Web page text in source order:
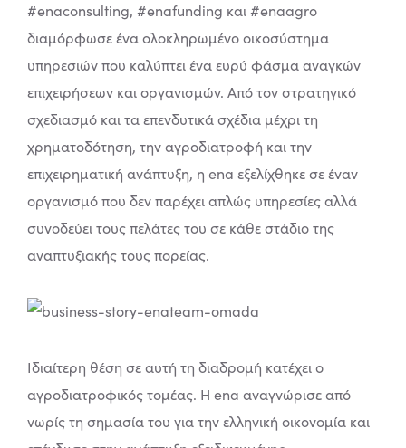
#enaconsulting, #enafunding και #enaagro
διαμόρφωσε ένα ολοκληρωμένο οικοσύστημα
υπηρεσιών που καλύπτει ένα ευρύ φάσμα αναγκών
επιχειρήσεων και οργανισμών. Από τον στρατηγικό
σχεδιασμό και τα επενδυτικά σχέδια μέχρι τη
χρηματοδότηση, την αγροδιατροφή και την
επιχειρηματική ανάπτυξη, η ena εξελίχθηκε σε έναν
οργανισμό που δεν παρέχει απλώς υπηρεσίες αλλά
συνοδεύει τους πελάτες του σε κάθε στάδιο της
αναπτυξιακής τους πορείας.
Ιδιαίτερη θέση σε αυτή τη διαδρομή κατέχει ο
αγροδιατροφικός τομέας. Η ena αναγνώρισε από
νωρίς τη σημασία του για την ελληνική οικονομία και